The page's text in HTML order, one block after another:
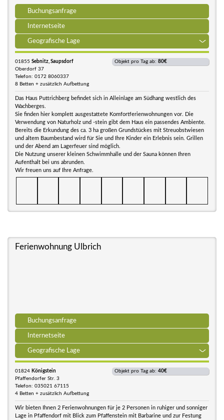
Buchungsanfrage
Internetseite
Geografische Lage
01855 Sebnitz, Saupsdorf
Oberdorf 37
Telefon: 0172 8060337
8 Betten + zusätzlich Aufbettung
Objekt pro Tag ab: 80€
Das Haus Puttrichberg befindet sich in Alleinlage am Südhang westlich des
Wachberges.
Sie finden hier komplett ausgestattete Komfortferienwohnungen vor. Die
Verwendung von Naturholz und -stein gibt dem Haus ein passendes Ambiente.
Bereits die Erkundung des ca. 3 ha großen Grundstückes mit Streuobstwiesen
und altem Baumbestand wird für Sie und Ihre Kinder ein Erlebnis sein. Grillen
und der Abend am Lagerfeuer sind möglich.
Die Nutzung unserer kleinen Schwimmhalle und der Sauna können Ihren
Aufenthalt bei uns abrunden.
Wir freuen uns auf Ihre Anfrage.
Ferienwohnung Ulbrich
Buchungsanfrage
Internetseite
Geografische Lage
01824 Königstein
Pfaffendorfer Str. 3
Telefon: 035021 67115
4 Betten + zusätzlich Aufbettung
Objekt pro Tag ab: 40€
Wir bieten Ihnen 2 Ferienwohnungen für je 2 Personen in ruhiger und sonniger
Lage in Pfaffendorf mit Blick zum Pfaffenstein mit Barbarine und zur Festung